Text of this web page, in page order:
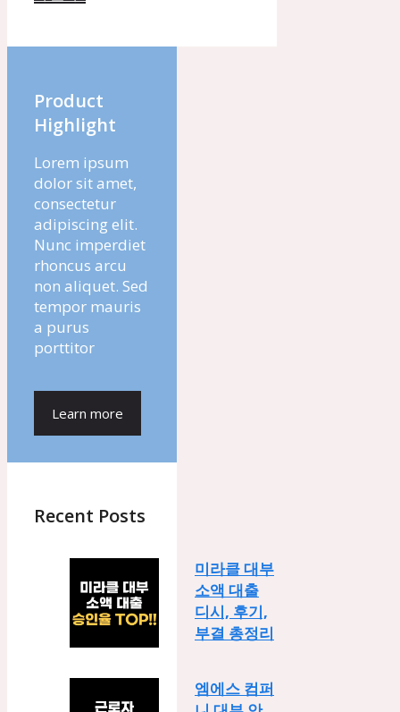
Product
Highlight
Lorem ipsum
dolor sit amet,
consectetur
adipiscing elit.
Nunc imperdiet
rhoncus arcu
non aliquet. Sed
tempor mauris
a purus
porttitor
Learn more
Recent Posts
미라클 대부
소액 대출
디시, 후기,
부결 총정리
엠에스 컴퍼